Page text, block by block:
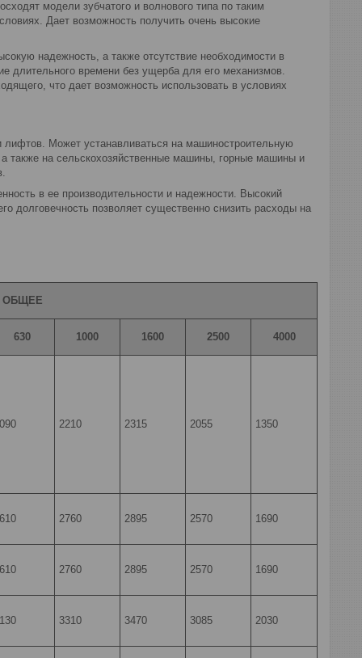
модели зубчатого и волнового типа по таким
Дает возможность получить очень высокие
надежность, а также отсутствие необходимости в
длительного времени без ущерба для его механизмов.
что дает возможность использовать в условиях
лифтов. Может устанавливаться на машиностроительную
также на сельскохозяйственные машины, горные машины и
в ее производительности и надежности. Высокий
долговечность позволяет существенно снизить расходы на
ОБЩЕЕ
630 1000 1600 2500 4000
2210 2315 2055 1350
2760 2895 2570 1690
2760 2895 2570 1690
3310 3470 3085 2030